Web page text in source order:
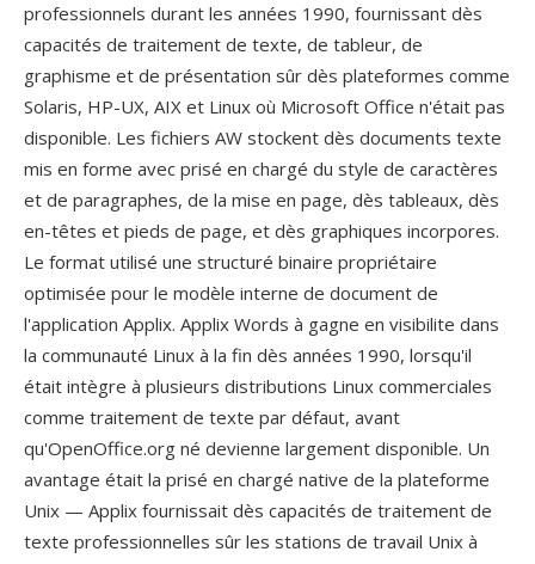
professionnels durant les années 1990, fournissant dès
capacités de traitement de texte, de tableur, de
graphisme et de présentation sûr dès plateformes comme
Solaris, HP-UX, AIX et Linux où Microsoft Office n'était pas
disponible. Les fichiers AW stockent dès documents texte
mis en forme avec prisé en chargé du style de caractères
et de paragraphes, de la mise en page, dès tableaux, dès
en-têtes et pieds de page, et dès graphiques incorpores.
Le format utilisé une structuré binaire propriétaire
optimisée pour le modèle interne de document de
l'application Applix. Applix Words à gagne en visibilite dans
la communauté Linux à la fin dès années 1990, lorsqu'il
était intègre à plusieurs distributions Linux commerciales
comme traitement de texte par défaut, avant
qu'OpenOffice.org né devienne largement disponible. Un
avantage était la prisé en chargé native de la plateforme
Unix — Applix fournissait dès capacités de traitement de
texte professionnelles sûr les stations de travail Unix à